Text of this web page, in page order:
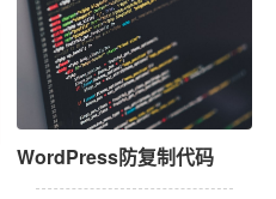
WordPress防复制代码